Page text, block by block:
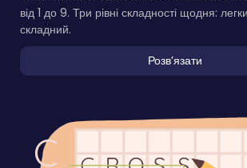
від 1 до 9. Три рівні складності щодня:
складний.
Розвʼязати